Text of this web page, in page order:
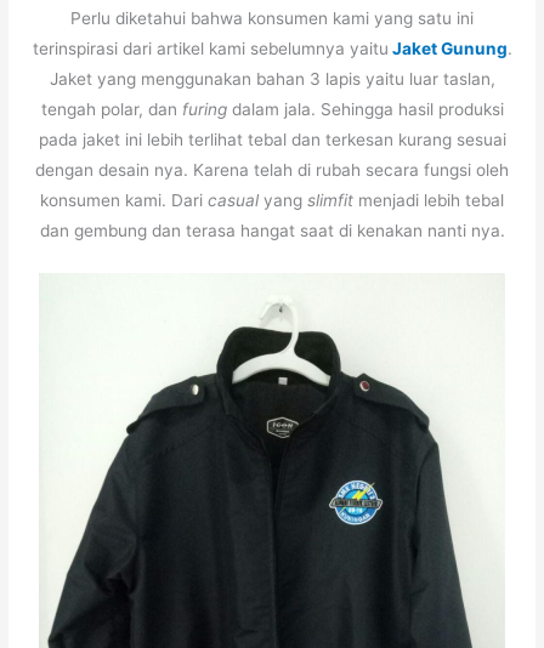
Perlu diketahui bahwa konsumen kami yang satu ini
terinspirasi dari artikel kami sebelumnya yaitu Jaket Gunung.
Jaket yang menggunakan bahan 3 lapis yaitu luar taslan,
tengah polar, dan furing dalam jala. Sehingga hasil produksi
pada jaket ini lebih terlihat tebal dan terkesan kurang sesuai
dengan desain nya. Karena telah di rubah secara fungsi oleh
konsumen kami. Dari casual yang slimfit menjadi lebih tebal
dan gembung dan terasa hangat saat di kenakan nanti nya.